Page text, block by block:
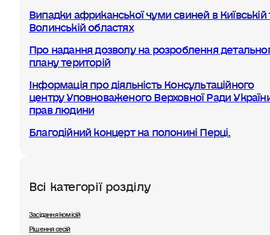
Випадки африканської чуми свиней в Київській
Волинській областях
Про надання дозволу на розроблення
плану територій
Інформація про діяльність Консультаційного
центру Уповноваженого Верховної Ради
прав людини
Благодійний концерт на полонині Перці.
Всі категорії розділу
Засідання комісій
Рішення сесій